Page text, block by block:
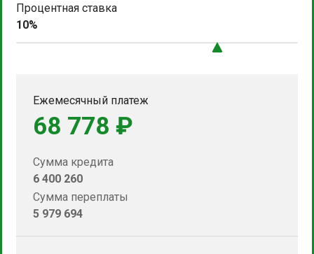
Процентная ставка
10%
Ежемесячный платеж
68 778 ₽
Сумма кредита
6 400 260
Сумма переплаты
5 979 694